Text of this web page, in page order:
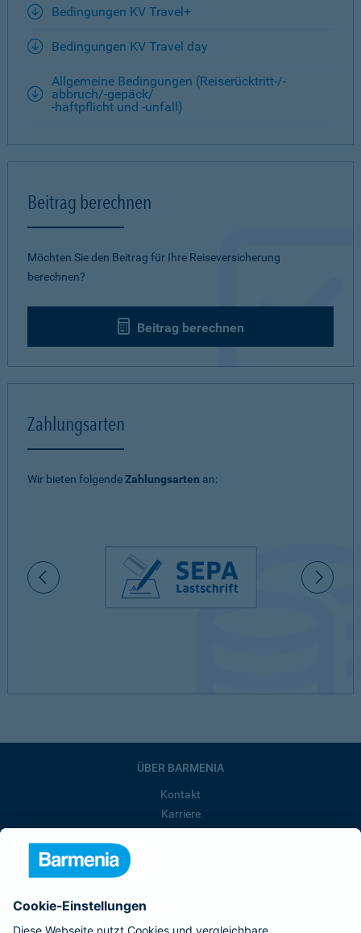
Bedingungen KV Travel+
Bedingungen KV Travel day
Allgemeine Bedingungen (Reiserücktritt-/-
abbruch/-gepäck/
-haftpflicht und -unfall)
Beitrag berechnen
Möchten Sie den Beitrag für Ihre Reiseversicherung
berechnen?
Beitrag berechnen
Zahlungsarten
Wir bieten folgendeZahlungsarten an:
ÜBER BARMENIA
Kontakt
Karriere
Presse
Barmenia ist Teil der BarmeniaGothaer